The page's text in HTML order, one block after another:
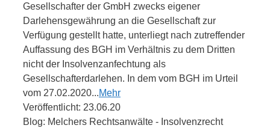
Gesellschafter der GmbH zwecks eigener
Darlehensgewährung an die Gesellschaft zur
Verfügung gestellt hatte, unterliegt nach zutreffender
Auffassung des BGH im Verhältnis zu dem Dritten
nicht der Insolvenzanfechtung als
Gesellschafterdarlehen. In dem vom BGH im Urteil
vom 27.02.2020...Mehr
Veröffentlicht: 23.06.20
Blog: Melchers Rechtsanwälte - Insolvenzrecht